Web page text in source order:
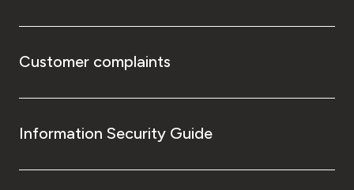
Customer complaints
Information Security Guide